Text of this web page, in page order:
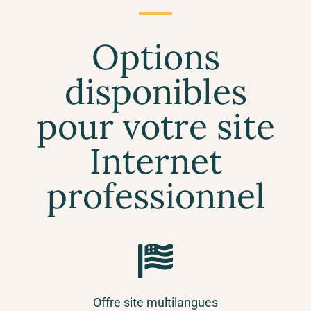
Options
disponibles
pour votre site
Internet
professionnel
Offre site multilangues